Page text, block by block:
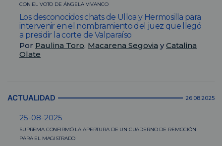
CON EL VOTO DE ÁNGELA VIVANCO
Los desconocidos chats de Ulloa y Hermosilla para
intervenir en el nombramiento del juez que llegó
a presidir la corte de Valparaíso
Por Paulina Toro, Macarena Segovia yCatalina
Olate
ACTUALIDAD 26.08.2025
25-08-2025
SUPREMA CONFIRMÓ LA APERTURA DE UN CUADERNO DE REMOCIÓN
PARA EL MAGISTRADO